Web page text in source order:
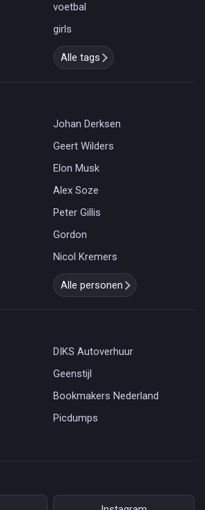
voetbal
girls
Alle tags
Johan Derksen
Geert Wilders
Elon Musk
Alex Soze
Peter Gillis
Gordon
Nicol Kremers
Alle personen
DIKS Autoverhuur
Geenstijl
Bookmakers Nederland
Picdumps